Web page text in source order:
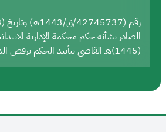
(1445)هـ القاضي بتأييد الحكم برفض الدعوى